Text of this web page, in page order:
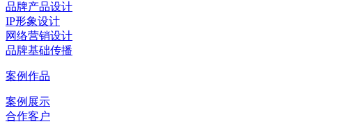
品牌产品设计
IP形象设计
网络营销设计
品牌基础传播
案例作品
案例展示
合作客户